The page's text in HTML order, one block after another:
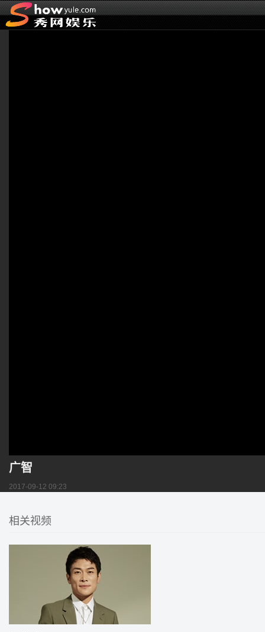
广智
2017-09-12 09:23
相关视频